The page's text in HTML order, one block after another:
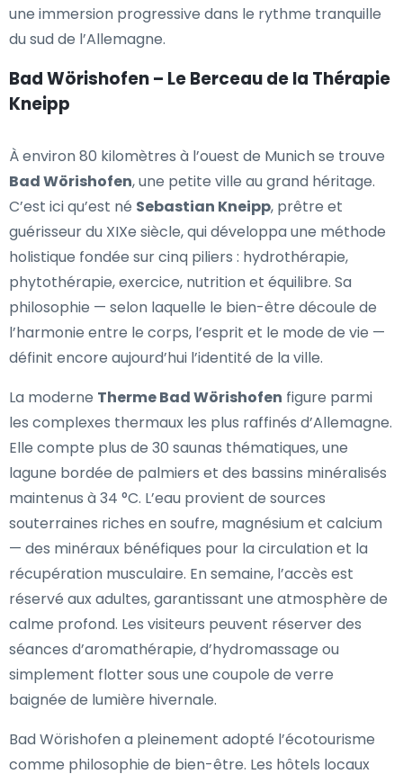
une immersion progressive dans le rythme tranquille
du sud de l’Allemagne.
Bad Wörishofen – Le Berceau de la Thérapie
Kneipp
À environ 80 kilomètres à l’ouest de Munich se trouve
Bad Wörishofen, une petite ville au grand héritage.
C’est ici qu’est né Sebastian Kneipp, prêtre et
guérisseur du XIXe siècle, qui développa une méthode
holistique fondée sur cinq piliers : hydrothérapie,
phytothérapie, exercice, nutrition et équilibre. Sa
philosophie — selon laquelle le bien-être découle de
l’harmonie entre le corps, l’esprit et le mode de vie —
définit encore aujourd’hui l’identité de la ville.
La moderne Therme Bad Wörishofen figure parmi
les complexes thermaux les plus raffinés d’Allemagne.
Elle compte plus de 30 saunas thématiques, une
lagune bordée de palmiers et des bassins minéralisés
maintenus à 34 °C. L’eau provient de sources
souterraines riches en soufre, magnésium et calcium
— des minéraux bénéfiques pour la circulation et la
récupération musculaire. En semaine, l’accès est
réservé aux adultes, garantissant une atmosphère de
calme profond. Les visiteurs peuvent réserver des
séances d’aromathérapie, d’hydromassage ou
simplement flotter sous une coupole de verre
baignée de lumière hivernale.
Bad Wörishofen a pleinement adopté l’écotourisme
comme philosophie de bien-être. Les hôtels locaux